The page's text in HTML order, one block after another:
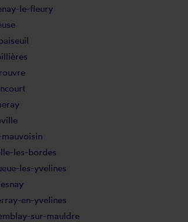
le-fleury
mauvoisin
les-bordes
les-yvelines
en-yvelines
sur-mauldre